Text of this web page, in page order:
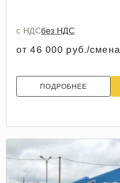
с НДСбез НДС
от 46 000 руб./смена
ПОДРОБНЕЕ